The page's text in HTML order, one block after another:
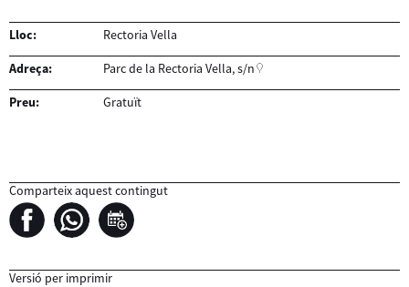
Lloc: Rectoria Vella
Adreça: Parc de la Rectoria Vella, s/n
Preu: Gratuït
Comparteix aquest contingut
Versió per imprimir